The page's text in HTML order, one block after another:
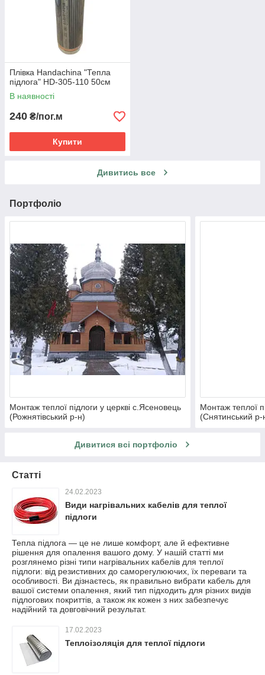
Плівка Handachina "Тепла
підлога" HD-305-110 50см
В наявності
240 ₴/пог.м
Купити
Дивитись все
Портфоліо
Монтаж теплої підлоги у церкві с.Ясеновець
(Рожнятівський р-н)
Монтаж теплої
(Снятинський р-
Дивитися всі портфоліо
Статті
24.02.2023
Види нагрівальних кабелів для теплої
підлоги
Тепла підлога — це не лише комфорт, але й ефективне
рішення для опалення вашого дому. У нашій статті ми
розглянемо різні типи нагрівальних кабелів для теплої
підлоги: від резистивних до саморегулюючих, їх переваги та
особливості. Ви дізнаєтесь, як правильно вибрати кабель для
вашої системи опалення, який тип підходить для різних видів
підлогових покриттів, а також як кожен з них забезпечує
надійний та довговічний результат.
17.02.2023
Теплоізоляція для теплої підлоги